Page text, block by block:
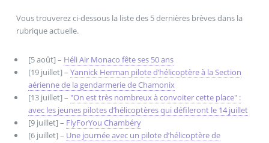
Vous trouverez ci-dessous la liste des 5 dernières brèves dans la
rubrique actuelle.
[5 août] – Héli Air Monaco fête ses 50 ans
[19 juillet] – Yannick Herman pilote d’hélicoptère à la Section
aérienne de la gendarmerie de Chamonix
[13 juillet] – "On est très nombreux à convoiter cette place" :
avec les jeunes pilotes d’hélicoptères qui défileront le 14 juillet
[9 juillet] – FlyForYou Chambéry
[6 juillet] – Une journée avec un pilote d’hélicoptère de